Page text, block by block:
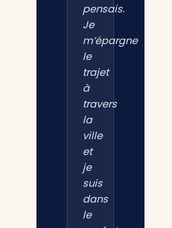
pensais.
Je
m’épargne
le
trajet
à
travers
la
ville
et
je
suis
dans
le